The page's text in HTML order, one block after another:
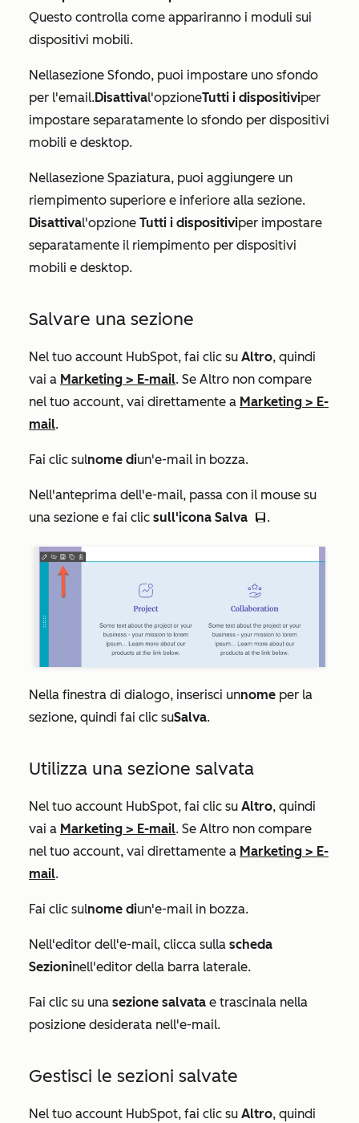
Questo controlla come appariranno i moduli sui
dispositivi mobili.
Nellasezione Sfondo, puoi impostare uno sfondo
per l'email.Disattival'opzioneTutti i dispositiviper
impostare separatamente lo sfondo per dispositivi
mobili e desktop.
Nellasezione Spaziatura, puoi aggiungere un
riempimento superiore e inferiore alla sezione.
Disattival'opzione Tutti i dispositiviper impostare
separatamente il riempimento per dispositivi
mobili e desktop.
Salvare una sezione
Nel tuo account HubSpot, fai clic su Altro, quindi
vai a Marketing > E-mail. Se Altro non compare
nel tuo account, vai direttamente a Marketing > E-
mail.
Fai clic sulnome diun'e-mail in bozza.
Nell'anteprima dell'e-mail, passa con il mouse su
una sezione e fai clic sull'icona Salva di saveEditableView .
Nella finestra di dialogo, inserisci unnome per la
sezione, quindi fai clic suSalva.
Utilizza una sezione salvata
Nel tuo account HubSpot, fai clic su Altro, quindi
vai a Marketing > E-mail. Se Altro non compare
nel tuo account, vai direttamente a Marketing > E-
mail.
Fai clic sulnome diun'e-mail in bozza.
Nell'editor dell'e-mail, clicca sulla scheda
Sezioninell'editor della barra laterale.
Fai clic su una sezione salvata e trascinala nella
posizione desiderata nell'e-mail.
Gestisci le sezioni salvate
Nel tuo account HubSpot, fai clic su Altro, quindi